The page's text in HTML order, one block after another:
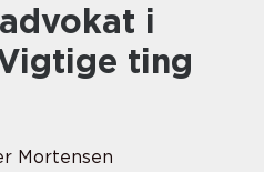
ting
Mortensen